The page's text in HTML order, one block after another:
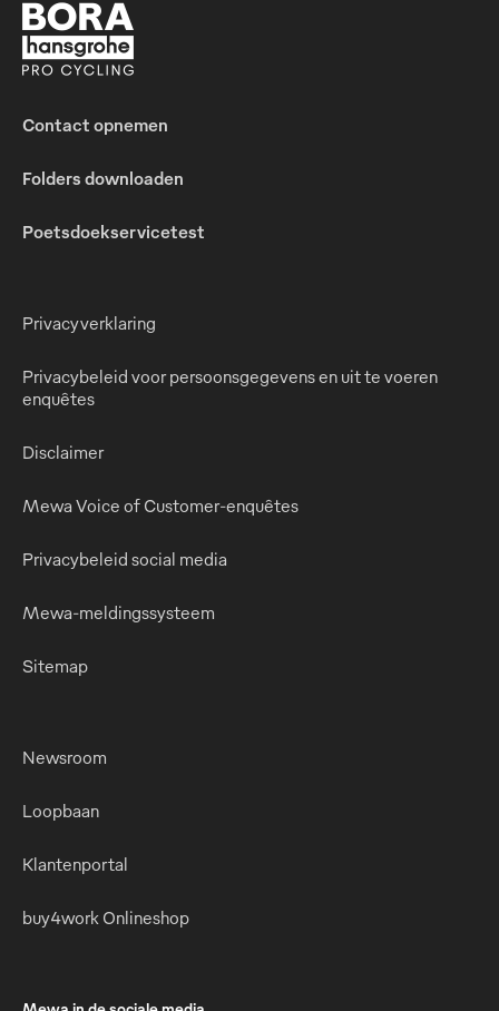
Contact opnemen
Folders downloaden
Poetsdoekservicetest
Privacyverklaring
Privacybeleid voor persoonsgegevens en uit te voeren
enquêtes
Disclaimer
Mewa Voice of Customer-enquêtes
Privacybeleid social media
Mewa-meldingssysteem
Sitemap
Newsroom
Loopbaan
Klantenportal
buy4work Onlineshop